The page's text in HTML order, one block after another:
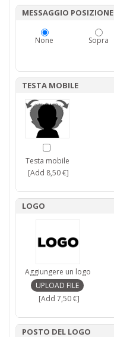
MESSAGGIO POSIZIONE
None Sopra
TESTA MOBILE
Testa mobile
[Add 8,50 €]
LOGO
Aggiungere un logo
[Add 7,50 €]
POSTO DEL LOGO